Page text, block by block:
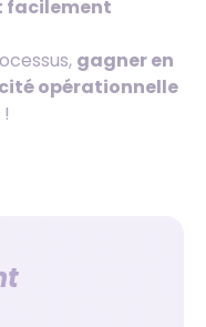
facilement
gagner en
opérationnelle